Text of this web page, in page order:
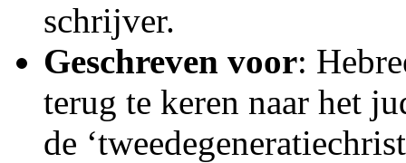
schrijver.
Geschreven voor:
terug te keren naar het
de